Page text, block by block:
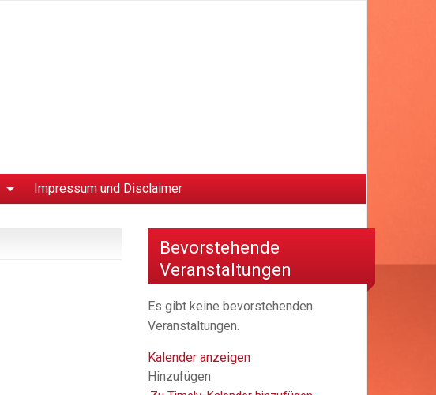
Impressum und Disclaimer
Bevorstehende
Veranstaltungen
Es gibt keine bevorstehenden
Veranstaltungen.
Kalender anzeigen
Hinzufügen